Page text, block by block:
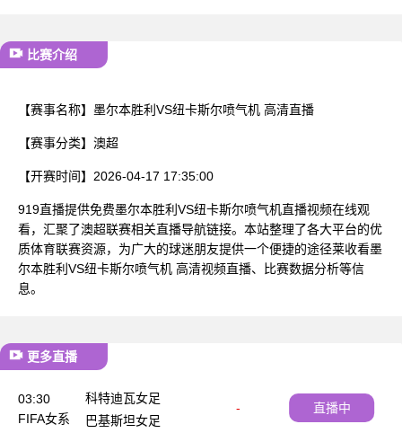
比赛介绍
【赛事名称】 墨尔本胜利VS纽卡斯尔喷气机 高清直播
【赛事分类】 澳超
【开赛时间】 2026-04-17 17:35:00
919直播提供免费墨尔本胜利VS纽卡斯尔喷气机直播视频在线观
看，汇聚了澳超联赛相关直播导航链接。本站整理了各大平台的优
质体育联赛资源，为广大的球迷朋友提供一个便捷的途径莱收看墨
尔本胜利VS纽卡斯尔喷气机 高清视频直播、比赛数据分析等信
息。
更多直播
03:30
FIFA女系
科特迪瓦女足
-
巴基斯坦女足
直播中